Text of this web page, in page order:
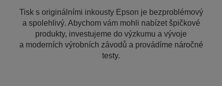
Tisk s originálními inkousty Epson je bezproblémový
a spolehlivý. Abychom vám mohli nabízet špičkové
produkty, investujeme do výzkumu a vývoje
a moderních výrobních závodů a provádíme náročné
testy.